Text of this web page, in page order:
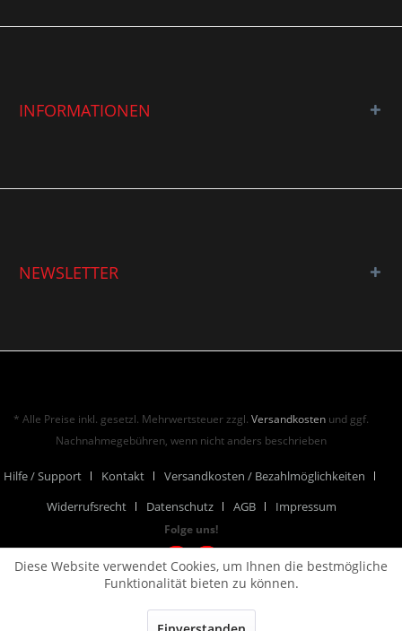
INFORMATIONEN
NEWSLETTER
* Alle Preise inkl. gesetzl. Mehrwertsteuer zzgl.Versandkosten und ggf.
Nachnahmegebühren, wenn nicht anders beschrieben
Hilfe / Support Kontakt
Versandkosten / Bezahlmöglichkeiten
Widerrufsrecht
Datenschutz AGB Impressum
Folge uns!
Diese Website verwendet Cookies, um Ihnen die bestmögliche
Funktionalität bieten zu können.